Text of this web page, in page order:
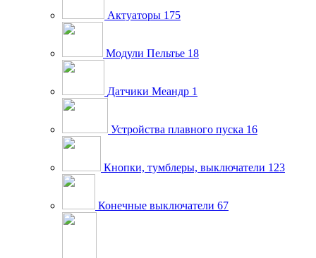
Актуаторы 175
Модули Пельтье 18
Датчики Меандр 1
Устройства плавного пуска 16
Кнопки, тумблеры, выключатели 123
Конечные выключатели 67